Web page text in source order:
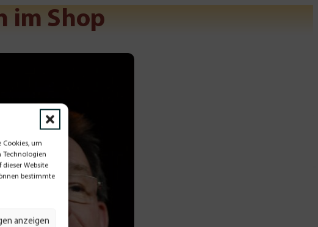
Cookies, um
Technologien
Website
bestimmte
anzeigen
im Shop